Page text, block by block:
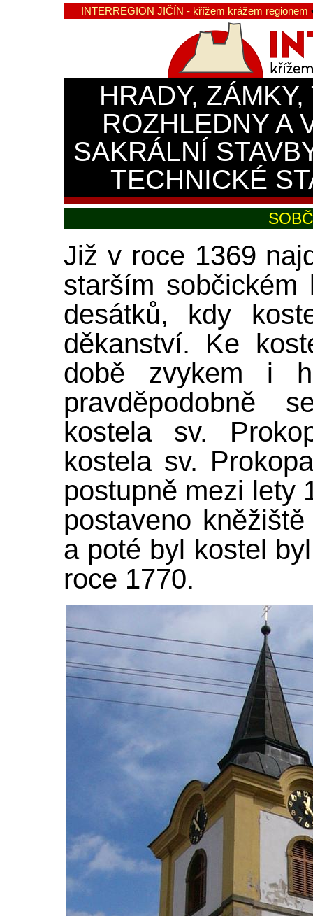
INTERREGION JIČÍN - křížem krážem regionem
HRADY,
ROZHLEDNY A
SAKRÁLNÍ
TECHNICKÉ
Již v roce 1369
starším
desátků, kdy
děkanství. Ke
době zvykem i
pravděpodobně
kostela sv.
kostela sv.
postupně mezi lety
postaveno
a poté byl kostel
roce 1770.